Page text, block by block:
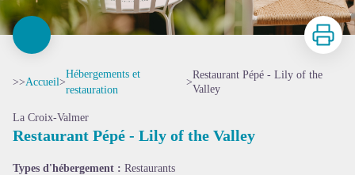
Imprimer
>>Accueil>
Hébergements et
restauration
>
Restaurant Pépé - Lily of the
Valley
La Croix-Valmer
Restaurant Pépé - Lily of the Valley
Types d'hébergement : Restaurants